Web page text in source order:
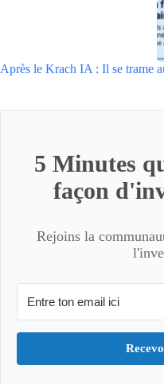
Après le Krach IA : Il se trame
5 Minutes
façon
Rejoins la